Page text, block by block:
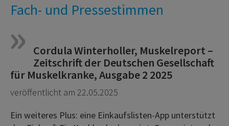
Fach- und Pressestimmen
Cordula Winterholler, Muskelreport –
Zeitschrift der Deutschen Gesellschaft
für Muskelkranke, Ausgabe 2 2025
veröffentlicht am 22.05.2025
Ein weiteres Plus: eine Einkaufslisten-App unterstützt